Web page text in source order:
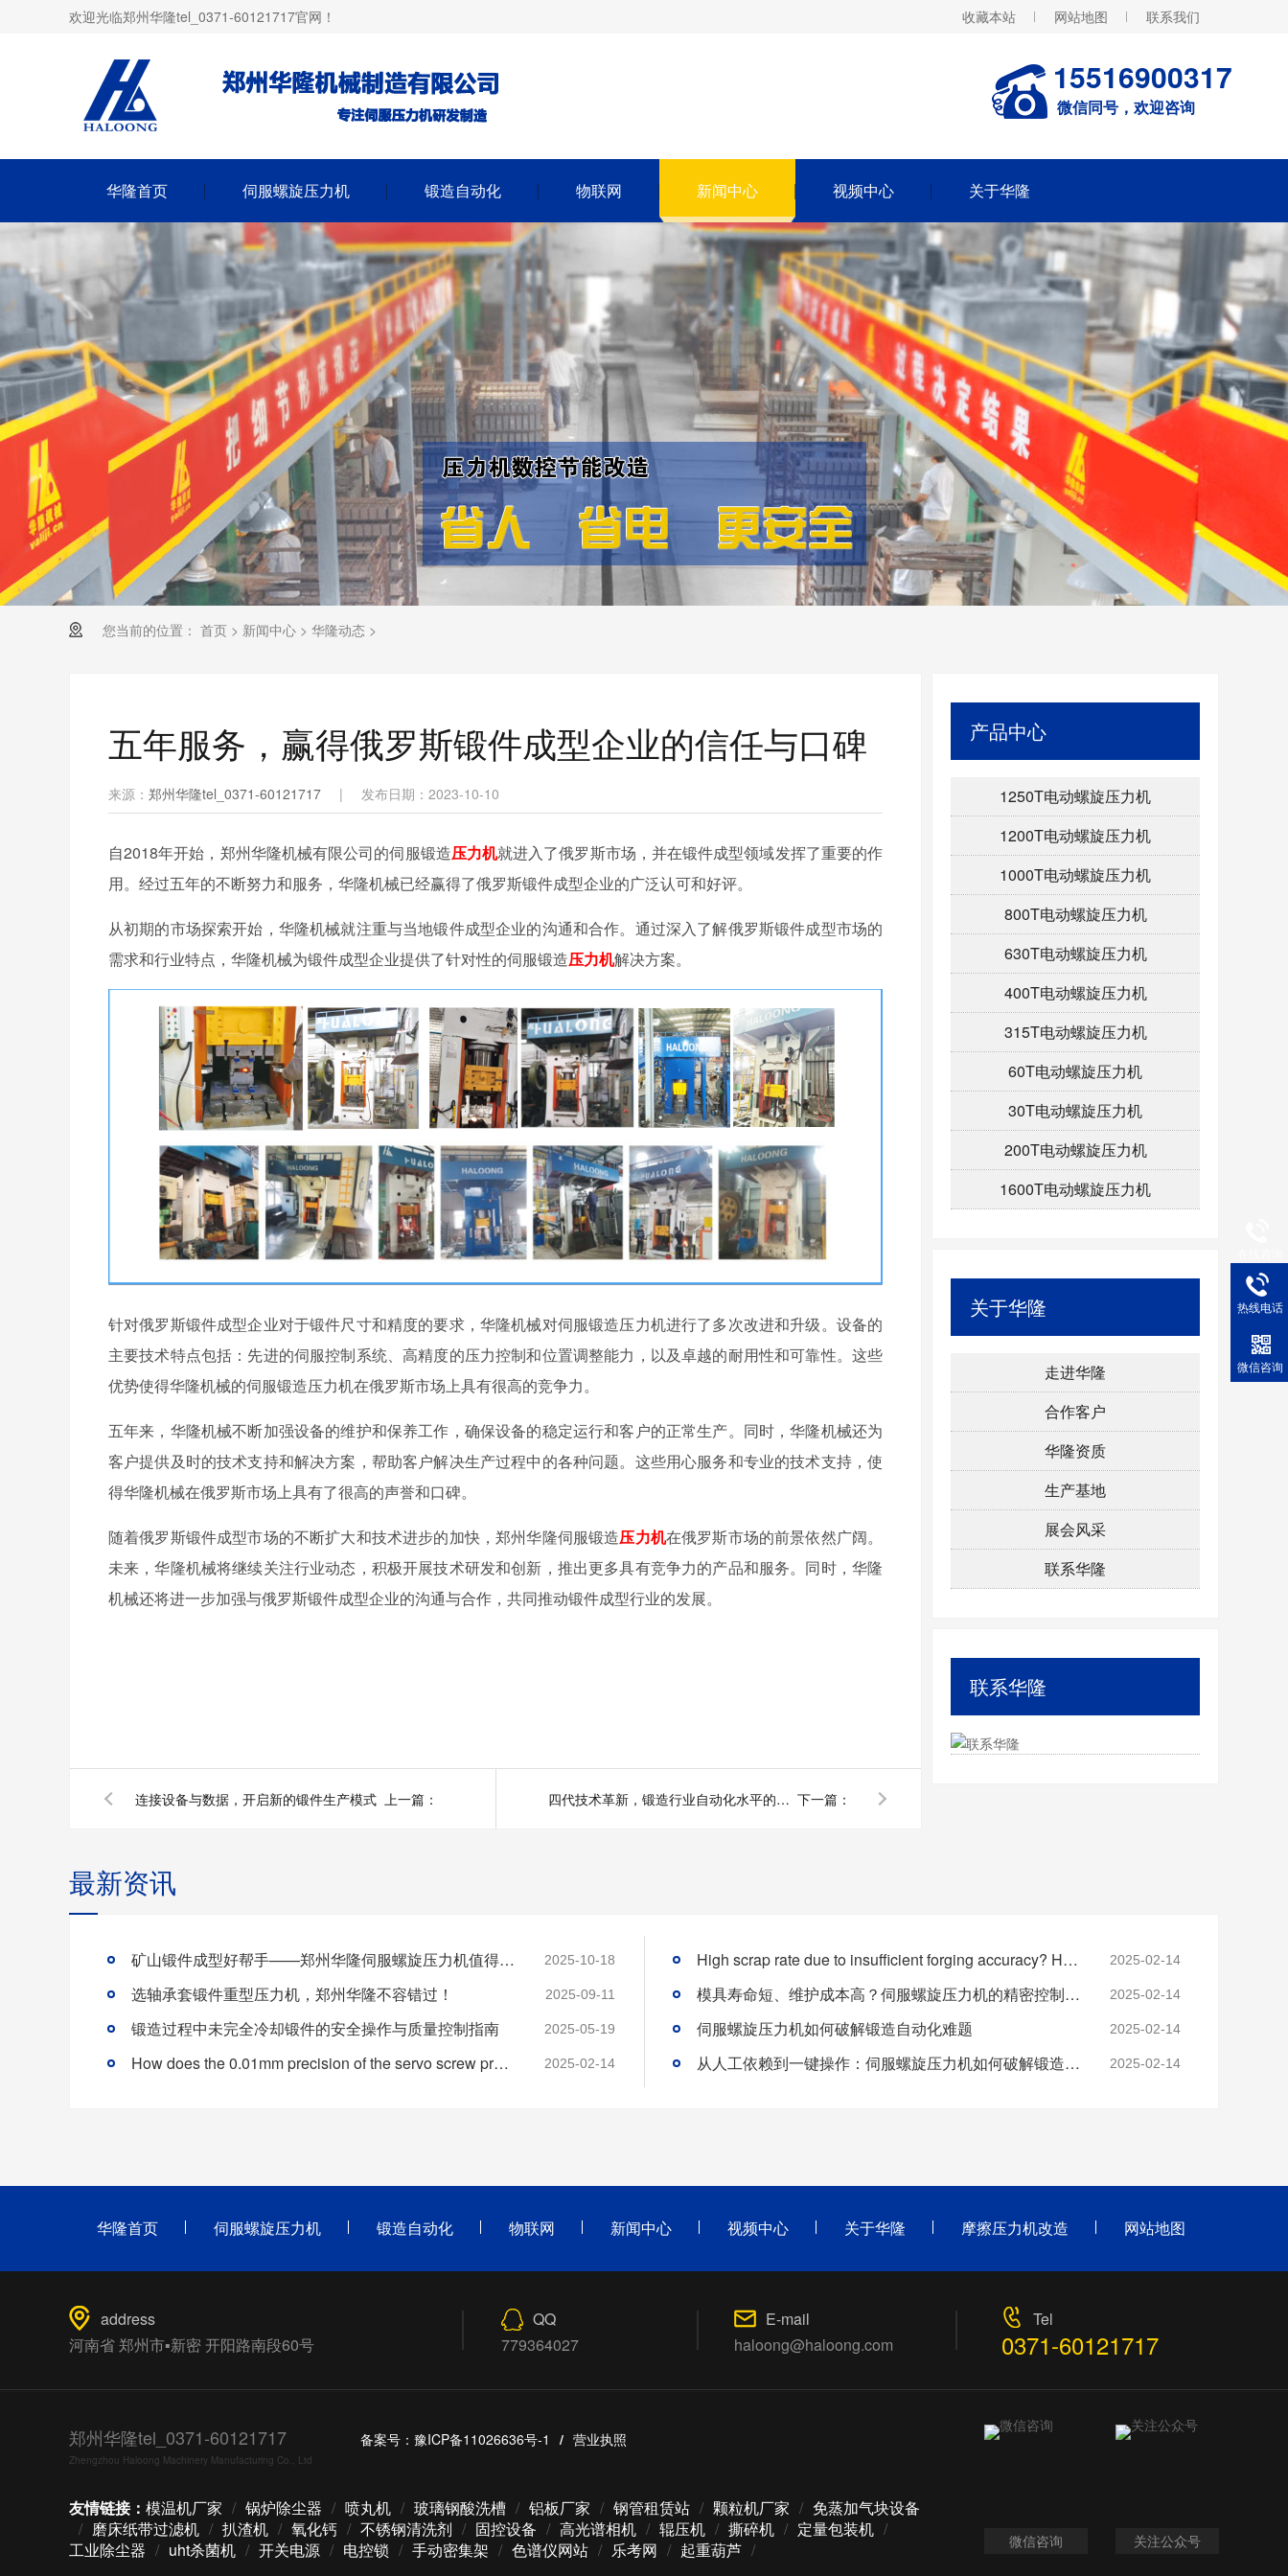
欢迎光临郑州华隆tel_0371-60121717官网！ 收藏本站 网站地图 联系我们
15516900317
微信同号，欢迎咨询
华隆首页 伺服螺旋压力机 锻造自动化 物联网 新闻中心 视频中心 关于华隆
您当前的位置： 首页 > 新闻中心 > 华隆动态 >
五年服务，赢得俄罗斯锻件成型企业的信任与口碑
来源： 郑州华隆tel_0371-60121717 | 发布日期：2023-10-10
自2018年开始，郑州华隆机械有限公司的伺服锻造压力机就进入了俄罗斯市场，并在锻件成型领域发挥了重要的作
用。经过五年的不断努力和服务，华隆机械已经赢得了俄罗斯锻件成型企业的广泛认可和好评。
从初期的市场探索开始，华隆机械就注重与当地锻件成型企业的沟通和合作。通过深入了解俄罗斯锻件成型市场的
需求和行业特点，华隆机械为锻件成型企业提供了针对性的伺服锻造压力机解决方案。
针对俄罗斯锻件成型企业对于锻件尺寸和精度的要求，华隆机械对伺服锻造压力机进行了多次改进和升级。设备的
主要技术特点包括：先进的伺服控制系统、高精度的压力控制和位置调整能力，以及卓越的耐用性和可靠性。这些
优势使得华隆机械的伺服锻造压力机在俄罗斯市场上具有很高的竞争力。
五年来，华隆机械不断加强设备的维护和保养工作，确保设备的稳定运行和客户的正常生产。同时，华隆机械还为
客户提供及时的技术支持和解决方案，帮助客户解决生产过程中的各种问题。这些用心服务和专业的技术支持，使
得华隆机械在俄罗斯市场上具有了很高的声誉和口碑。
随着俄罗斯锻件成型市场的不断扩大和技术进步的加快，郑州华隆伺服锻造压力机在俄罗斯市场的前景依然广阔。
未来，华隆机械将继续关注行业动态，积极开展技术研发和创新，推出更多具有竞争力的产品和服务。同时，华隆
机械还将进一步加强与俄罗斯锻件成型企业的沟通与合作，共同推动锻件成型行业的发展。
上一篇：
连接设备与数据，开启新的锻件生产模式 下一篇：
四代技术革新，锻造行业自动化水平的不断提升
产品中心
1250T电动螺旋压力机
1200T电动螺旋压力机
1000T电动螺旋压力机
800T电动螺旋压力机
630T电动螺旋压力机
400T电动螺旋压力机
315T电动螺旋压力机
60T电动螺旋压力机
30T电动螺旋压力机
200T电动螺旋压力机
1600T电动螺旋压力机
关于华隆
走进华隆
合作客户
华隆资质
生产基地
展会风采
联系华隆
联系华隆
最新资讯
矿山锻件成型好帮手——郑州华隆伺服螺旋压力机值得拥有！ 2025-10-18
选轴承套锻件重型压力机，郑州华隆不容错过！ 2025-09-11
锻造过程中未完全冷却锻件的安全操作与质量控制指南 2025-05-19
How does the 0.01mm precision of the servo screw press reshape the industry standard 2025-02-14
High scrap rate due to insufficient forging accuracy? How does the 0.01mm precision of the servo screw press reshape the industry standard 2025-02-14
模具寿命短、维护成本高？伺服螺旋压力机的精密控制技术如何延长模具寿命3倍 2025-02-14
伺服螺旋压力机如何破解锻造自动化难题 2025-02-14
从人工依赖到一键操作：伺服螺旋压力机如何破解锻造自动化难题 2025-02-14
华隆首页 伺服螺旋压力机 锻造自动化 物联网 新闻中心 视频中心 关于华隆 摩擦压力机改造 网站地图
address
河南省 郑州市▪新密 开阳路南段60号
QQ
779364027
E-mail
haloong@haloong.com
Tel
0371-60121717
郑州华隆tel_0371-60121717
Zhengzhou Haloong Machinery Manufacturing Co., Ltd
备案号： 豫ICP备11026636号-1 / 营业执照
友情链接： 模温机厂家 / 锅炉除尘器 / 喷丸机 / 玻璃钢酸洗槽 / 铝板厂家 / 钢管租赁站 / 颗粒机厂家 / 免蒸加气块设备
/ 磨床纸带过滤机 / 扒渣机 / 氧化钙 / 不锈钢清洗剂 / 固控设备 / 高光谱相机 / 辊压机 / 撕碎机 / 定量包装机 /
工业除尘器 / uht杀菌机 / 开关电源 / 电控锁 / 手动密集架 / 色谱仪网站 / 乐考网 / 起重葫芦 / 微信咨询 关注公众号
热线电话
微信咨询